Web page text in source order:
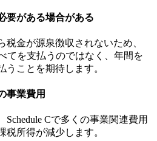
要がある場合がある
税金が源泉徴収されないため、
てを支払うのではなく、年間を
うことを期待します。
事業費用
Cで多くの事業関連費用
税所得が減少します。